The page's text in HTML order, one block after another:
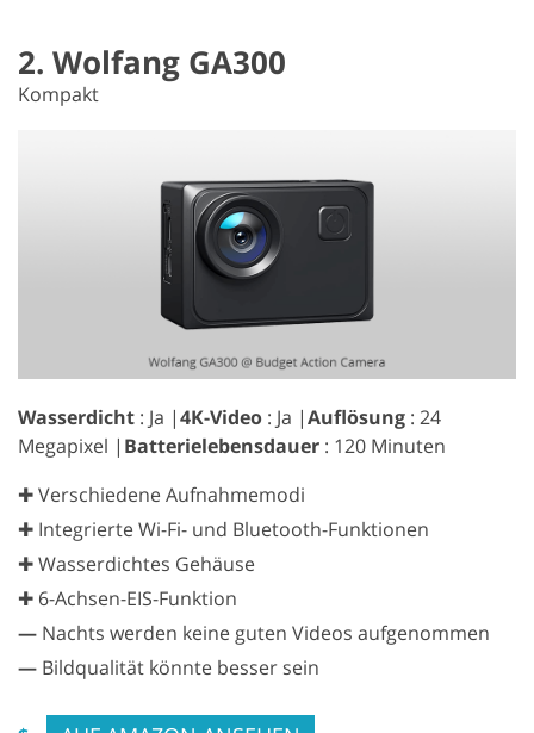
2. Wolfang GA300
Kompakt
Wasserdicht : Ja |4K-Video : Ja |Auflösung : 24
Megapixel | Batterielebensdauer : 120 Minuten
✚ Verschiedene Aufnahmemodi
✚ Integrierte Wi-Fi- und Bluetooth-Funktionen
✚ Wasserdichtes Gehäuse
✚ 6-Achsen-EIS-Funktion
— Nachts werden keine guten Videos aufgenommen
— Bildqualität könnte besser sein